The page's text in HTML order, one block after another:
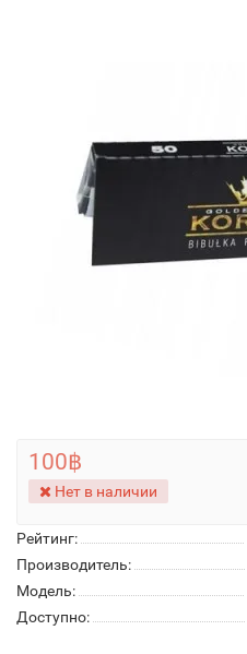
Рейтинг:
Производитель:
Модель:
Доступно:
100฿
Нет в наличии